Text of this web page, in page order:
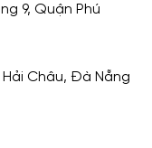
9, Quận Phú
Châu, Đà Nẵng